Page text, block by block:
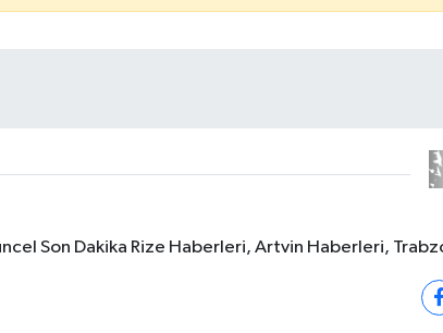
Son Dakika Rize Haberleri, Artvin Haberleri,